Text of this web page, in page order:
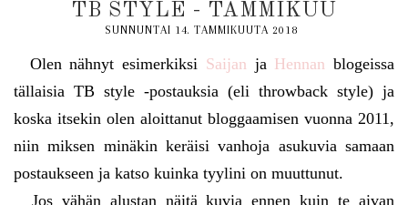
TB STYLE - TAMMIKUU
SUNNUNTAI 14. TAMMIKUUTA 2018
Olen nähnyt esimerkiksi Saijan ja Hennan blogeissa
tällaisia TB style -postauksia (eli throwback style) ja
koska itsekin olen aloittanut bloggaamisen vuonna 2011,
niin miksen minäkin keräisi vanhoja asukuvia samaan
postaukseen ja katso kuinka tyylini on muuttunut.
Jos vähän alustan näitä kuvia ennen kuin te aivan